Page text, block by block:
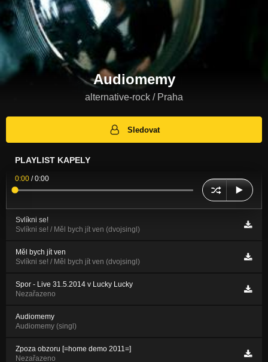
Audiomemy
alternative-rock / Praha
Sledovat
PLAYLIST KAPELY
0:00 /0:00
Svlíkni se!
Svlíkni se! / Měl bych jít ven (dvojsingl)
Měl bych jít ven
Svlíkni se! / Měl bych jít ven (dvojsingl)
Spor - Live 31.5.2014 v Lucky Lucky
Nezařazeno
Audiomemy
Audiomemy (singl)
Zpoza obzoru [=home demo 2011=]
Nezařazeno